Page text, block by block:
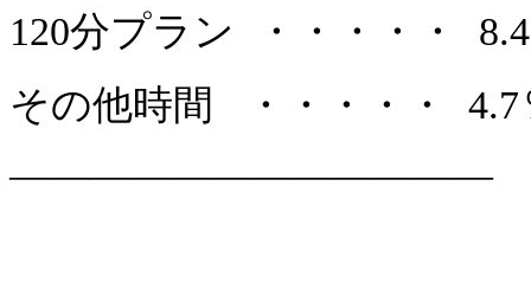
120分プラン ・・・・・
その他時間 ・・・・・ 4.7
————————————